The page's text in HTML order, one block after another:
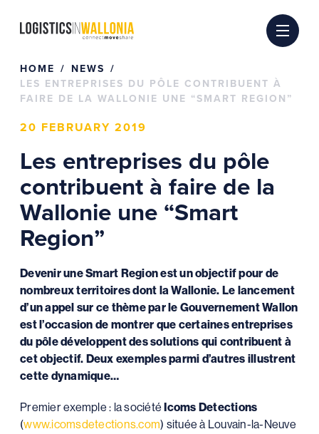
HOME
NEWS
LES ENTREPRISES DU PÔLE CONTRIBUENT À
FAIRE DE LA WALLONIE UNE “SMART REGION”
20 FEBRUARY 2019
Les entreprises du pôle
contribuent à faire de la
Wallonie une “Smart
Region”
Devenir une Smart Region est un objectif pour de
nombreux territoires dont la Wallonie. Le lancement
d’un appel sur ce thème par le Gouvernement Wallon
est l’occasion de montrer que certaines entreprises
du pôle développent des solutions qui contribuent à
cet objectif. Deux exemples parmi d’autres illustrent
cette dynamique…
Premier exemple : la sociétéIcoms Detections
(www.icomsdetections.com) située à Louvain-la-Neuve